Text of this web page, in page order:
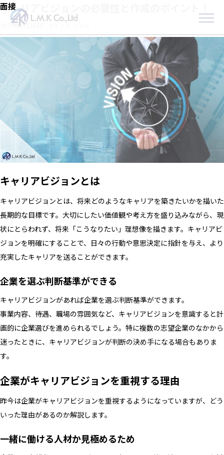
Skip
面接
キャリアビジョンの必要性と作成のポイント！
2024年1月16日 マインドコラム
キャリアビジョンとは
キャリアビジョンとは、将来どのようなキャリアを築きたいかを描いた
長期的な目標です。大切にしたい価値観や考え方を盛り込みながら、現
状にとらわれず、将来「こうなりたい」理想像を描きます。キャリアビ
ジョンを明確にすることで、日々の行動や意思決定に指針を与え、より
充実したキャリアを送ることができます。
企業を選ぶ判断基準ができる
キャリアビジョンがあれば企業を選ぶ判断基準ができます。
事業内容、待遇、職場の雰囲気など、キャリアビジョンを意識すると計
画的に企業選びを進められるでしょう。特に複数の志望企業のなかから
迷ったときに、キャリアビジョンが判断の決め手になる場合もありま
す。
企業がキャリアビジョンを重視する理由
昨今は企業がキャリアビジョンを重視するようになっていますが、どう
いった理由があるのか解説します。
一緒に働ける人材か見極めるため